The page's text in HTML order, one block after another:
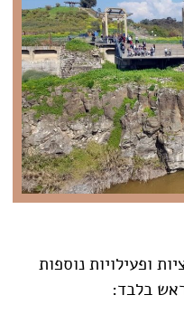
ופעילויות נוספות
בלבד: